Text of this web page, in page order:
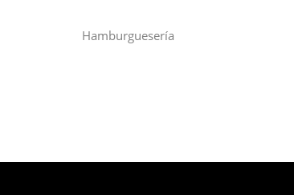
Hamburguesería